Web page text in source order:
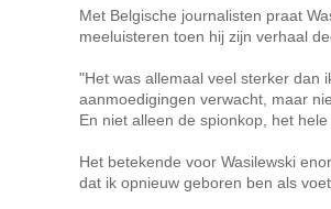
Met Belgische journalisten praat
meeluisteren toen hij zijn verhaal
"Het was allemaal veel sterker dan
aanmoedigingen verwacht, maar
En niet alleen de spionkop, het
Het betekende voor Wasilewski
dat ik opnieuw geboren ben als